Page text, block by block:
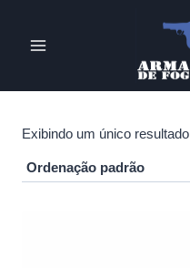
Exibindo um único resultado